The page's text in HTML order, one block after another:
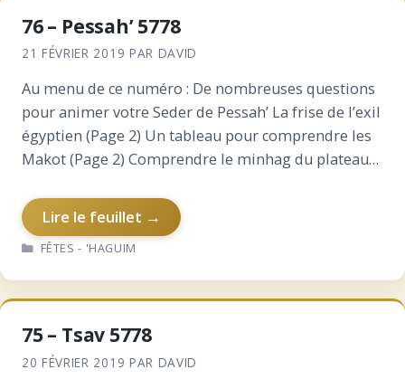
76 – Pessah’ 5778
21 FÉVRIER 2019 PAR DAVID
Au menu de ce numéro : De nombreuses questions
pour animer votre Seder de Pessah’ La frise de l’exil
égyptien (Page 2) Un tableau pour comprendre les
Makot (Page 2) Comprendre le minhag du plateau
Lire le feuillet →
CATÉGORIES
FÊTES - 'HAGUIM
75 – Tsav 5778
20 FÉVRIER 2019 PAR DAVID